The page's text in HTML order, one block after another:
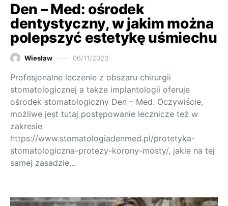
Den – Med: ośrodek
dentystyczny, w jakim można
polepszyć estetykę uśmiechu
Wiesław 06/11/2023
Profesjonalne leczenie z obszaru chirurgii
stomatologicznej a także implantologii oferuje
ośrodek stomatologiczny Den – Med. Oczywiście,
możliwe jest tutaj postępowanie lecznicze też w
zakresie
https://www.stomatologiadenmed.pl/protetyka-
stomatologiczna-protezy-korony-mosty/, jakie na tej
samej zasadzie…